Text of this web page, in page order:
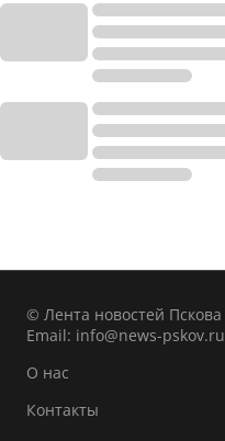
© Лента новостей Пскова
Email: info@news-pskov.ru
О нас
Контакты